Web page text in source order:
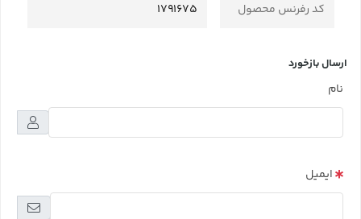
کد رفرنس محصول 1791675
ارسال بازخورد
نام
ایمیل